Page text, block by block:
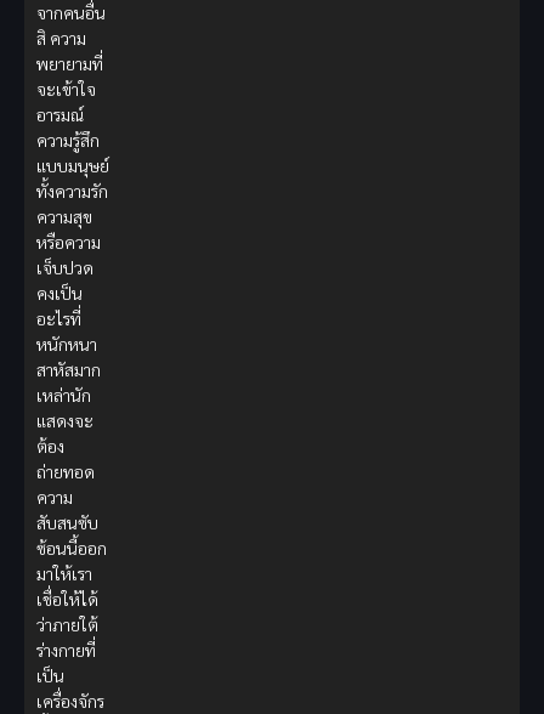
จากคนอื่น
สิ ความ
พยายามที่
จะเข้าใจ
อารมณ์
ความรู้สึก
แบบมนุษย์
ทั้งความรัก
ความสุข
หรือความ
เจ็บปวด
คงเป็น
อะไรที่
หนักหนา
สาหัสมาก
เหล่านัก
แสดงจะ
ต้อง
ถ่ายทอด
ความ
สับสนซับ
ซ้อนนี้ออก
มาให้เรา
เชื่อให้ได้
ว่าภายใต้
ร่างกายที่
เป็น
เครื่องจักร